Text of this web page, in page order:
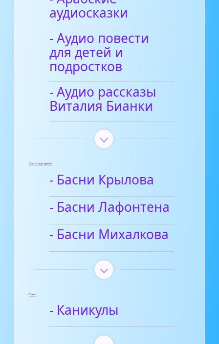
аудиосказки
- Аудио повести
для детей и
подростков
- Аудио рассказы
Виталия Бианки
Басни для детей
- Басни Крылова
- Басни Лафонтена
- Басни Михалкова
Блог
- Каникулы